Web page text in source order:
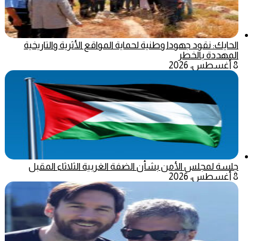
الحايك: نقود جهودا وطنية لحماية المواقع الأثرية والتاريخية
المهددة بالخطر
8 أغسطس، 2026
جلسة لمجلس الأمن بشأن الضفة الغربية الثلاثاء المقبل
8 أغسطس، 2026